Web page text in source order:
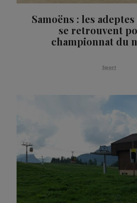
Samoëns : les
se retrouvent
championnat du
Sport